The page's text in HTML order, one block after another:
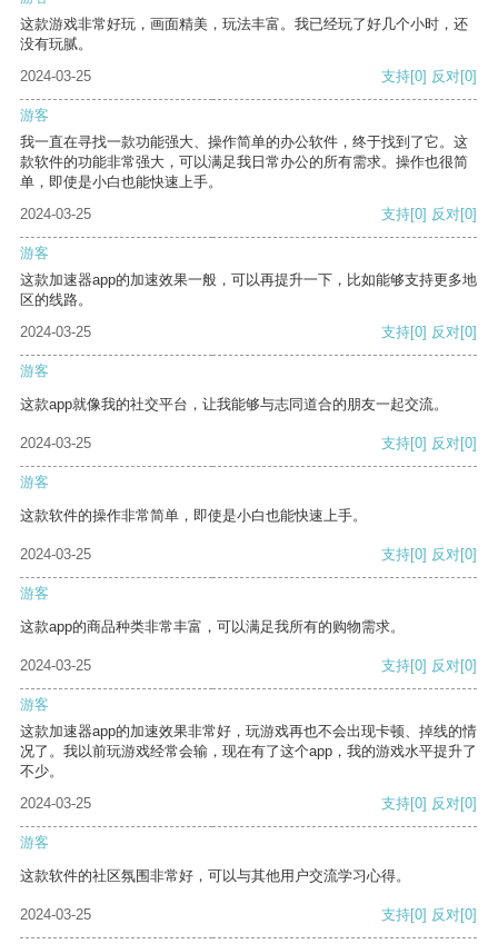
这款游戏非常好玩，画面精美，玩法丰富。我已经玩了好几个小时，还
没有玩腻。
2024-03-25
支持[0] 反对[0]
游客
我一直在寻找一款功能强大、操作简单的办公软件，终于找到了它。这
款软件的功能非常强大，可以满足我日常办公的所有需求。操作也很简
单，即使是小白也能快速上手。
2024-03-25
支持[0] 反对[0]
游客
这款加速器app的加速效果一般，可以再提升一下，比如能够支持更多地
区的线路。
2024-03-25
支持[0] 反对[0]
游客
这款app就像我的社交平台，让我能够与志同道合的朋友一起交流。
2024-03-25 支持[0] 反对[0]
游客
这款软件的操作非常简单，即使是小白也能快速上手。
2024-03-25 支持[0] 反对[0]
游客
这款app的商品种类非常丰富，可以满足我所有的购物需求。
2024-03-25 支持[0] 反对[0]
游客
这款加速器app的加速效果非常好，玩游戏再也不会出现卡顿、掉线的情
况了。我以前玩游戏经常会输，现在有了这个app，我的游戏水平提升了
不少。
2024-03-25
支持[0] 反对[0]
游客
这款软件的社区氛围非常好，可以与其他用户交流学习心得。
2024-03-25 支持[0] 反对[0]